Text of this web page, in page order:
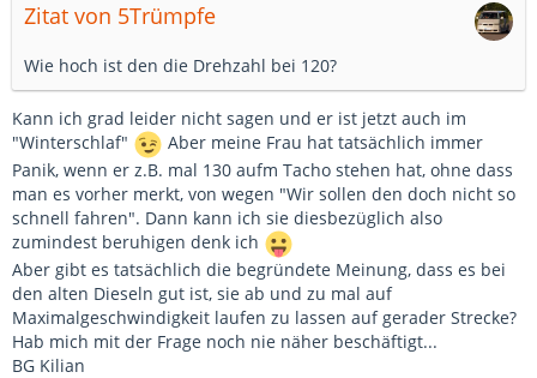
Zitat von 5Trümpfe
Wie hoch ist den die Drehzahl bei 120?
Kann ich grad leider nicht sagen und er ist jetzt auch im
"Winterschlaf"
Aber meine Frau hat tatsächlich immer
Panik, wenn er z.B. mal 130 aufm Tacho stehen hat, ohne dass
man es vorher merkt, von wegen "Wir sollen den doch nicht so
schnell fahren". Dann kann ich sie diesbezüglich also
zumindest beruhigen denk ich
Aber gibt es tatsächlich die begründete Meinung, dass es bei
den alten Dieseln gut ist, sie ab und zu mal auf
Maximalgeschwindigkeit laufen zu lassen auf gerader Strecke?
Hab mich mit der Frage noch nie näher beschäftigt...
BG Kilian